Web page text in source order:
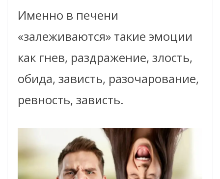
Именно в печени
«залеживаются» такие эмоции
как гнев, раздражение, злость,
обида, зависть, разочарование,
ревность, зависть.